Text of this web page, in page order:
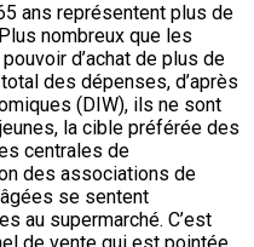
ans représentent plus de
nombreux que les
d’achat de plus de
des dépenses, d’après
(DIW), ils ne sont
la cible préférée des
centrales de
des associations de
se sentent
au supermarché. C’est